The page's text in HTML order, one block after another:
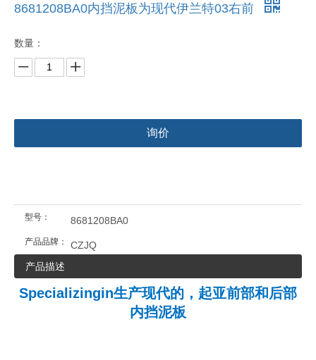
8681208BA0内挡泥板为现代伊兰特03右前
数量：
询价
型号： 8681208BA0
产品品牌：
CZJQ
产品描述
Specializingin生产现代的，起亚前部和后部
内挡泥板